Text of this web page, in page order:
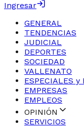
Ingresar
GENERAL
TENDENCIAS
JUDICIAL
DEPORTES
SOCIEDAD
VALLENATO
ESPECIALES y
EMPRESAS
EMPLEOS
OPINIÓN
SERVICIOS